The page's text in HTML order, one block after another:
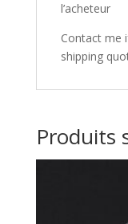
l’acheteur
Contact me
shipping
Produits